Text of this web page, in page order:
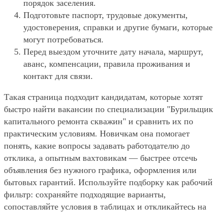
порядок заселения.
Подготовьте паспорт, трудовые документы,
удостоверения, справки и другие бумаги, которые
могут потребоваться.
Перед выездом уточните дату начала, маршрут,
аванс, компенсации, правила проживания и
контакт для связи.
Такая страница подходит кандидатам, которые хотят
быстро найти вакансии по специализации "Бурильщик
капитального ремонта скважин" и сравнить их по
практическим условиям. Новичкам она помогает
понять, какие вопросы задавать работодателю до
отклика, а опытным вахтовикам — быстрее отсечь
объявления без нужного графика, оформления или
бытовых гарантий. Используйте подборку как рабочий
фильтр: сохраняйте подходящие варианты,
сопоставляйте условия в таблицах и откликайтесь на